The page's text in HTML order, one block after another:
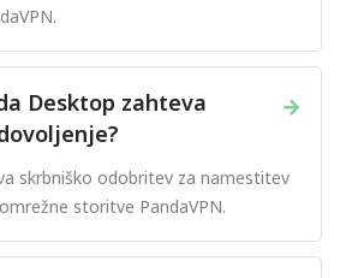
→
Desktop zahteva
skrbniško odobritev za namestitev
storitve PandaVPN.